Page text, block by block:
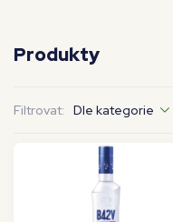
Produkty
Filtrovat: Dle kategorie